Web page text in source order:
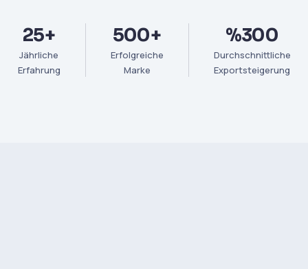
25+
Jährliche
Erfahrung
500+
Erfolgreiche
Marke
%300
Durchschnittliche
Exportsteigerung